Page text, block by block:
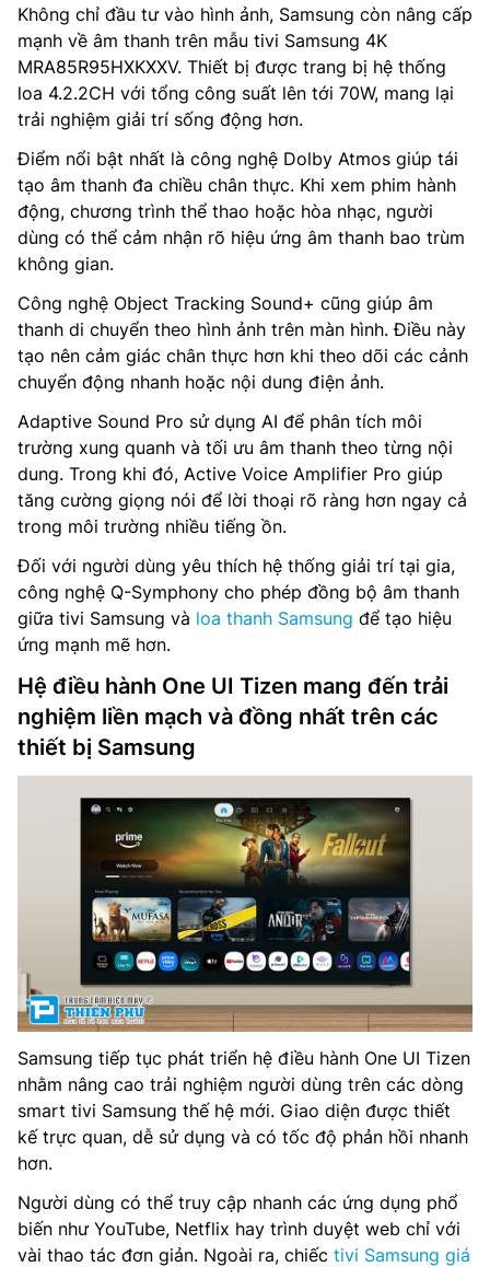
Không chỉ đầu tư vào hình ảnh, Samsung còn nâng cấp
mạnh về âm thanh trên mẫu tivi Samsung 4K
MRA85R95HXKXXV. Thiết bị được trang bị hệ thống
loa 4.2.2CH với tổng công suất lên tới 70W, mang lại
trải nghiệm giải trí sống động hơn.
Điểm nổi bật nhất là công nghệ Dolby Atmos giúp tái
tạo âm thanh đa chiều chân thực. Khi xem phim hành
động, chương trình thể thao hoặc hòa nhạc, người
dùng có thể cảm nhận rõ hiệu ứng âm thanh bao trùm
không gian.
Công nghệ Object Tracking Sound+ cũng giúp âm
thanh di chuyển theo hình ảnh trên màn hình. Điều này
tạo nên cảm giác chân thực hơn khi theo dõi các cảnh
chuyển động nhanh hoặc nội dung điện ảnh.
Adaptive Sound Pro sử dụng AI để phân tích môi
trường xung quanh và tối ưu âm thanh theo từng nội
dung. Trong khi đó, Active Voice Amplifier Pro giúp
tăng cường giọng nói để lời thoại rõ ràng hơn ngay cả
trong môi trường nhiều tiếng ồn.
Đối với người dùng yêu thích hệ thống giải trí tại gia,
công nghệ Q-Symphony cho phép đồng bộ âm thanh
giữa tivi Samsung và loa thanh Samsung để tạo hiệu
ứng mạnh mẽ hơn.
Hệ điều hành One UI Tizen mang đến trải
nghiệm liền mạch và đồng nhất trên các
thiết bị Samsung
Samsung tiếp tục phát triển hệ điều hành One UI Tizen
nhằm nâng cao trải nghiệm người dùng trên các dòng
smart tivi Samsung thế hệ mới. Giao diện được thiết
kế trực quan, dễ sử dụng và có tốc độ phản hồi nhanh
hơn.
Người dùng có thể truy cập nhanh các ứng dụng phổ
biến như YouTube, Netflix hay trình duyệt web chỉ với
vài thao tác đơn giản. Ngoài ra, chiếc tivi Samsung giá